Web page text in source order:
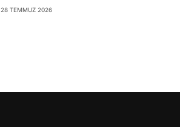
28 TEMMUZ 2026